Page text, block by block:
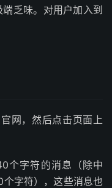
乏味。对用户加入到
网，然后点击页面上
个字符的消息（除中
字符），这些消息也